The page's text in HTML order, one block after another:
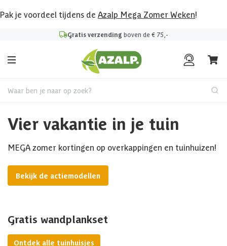
Pak je voordeel tijdens de Azalp Mega Zomer Weken!
Gratis verzending boven de € 75,-
Waar ben je naar op zoek?
Vier vakantie in je tuin
MEGA zomer kortingen op overkappingen en tuinhuizen!
Bekijk de actiemodellen
Gratis wandplankset
Ontdek alle tuinhuisjes